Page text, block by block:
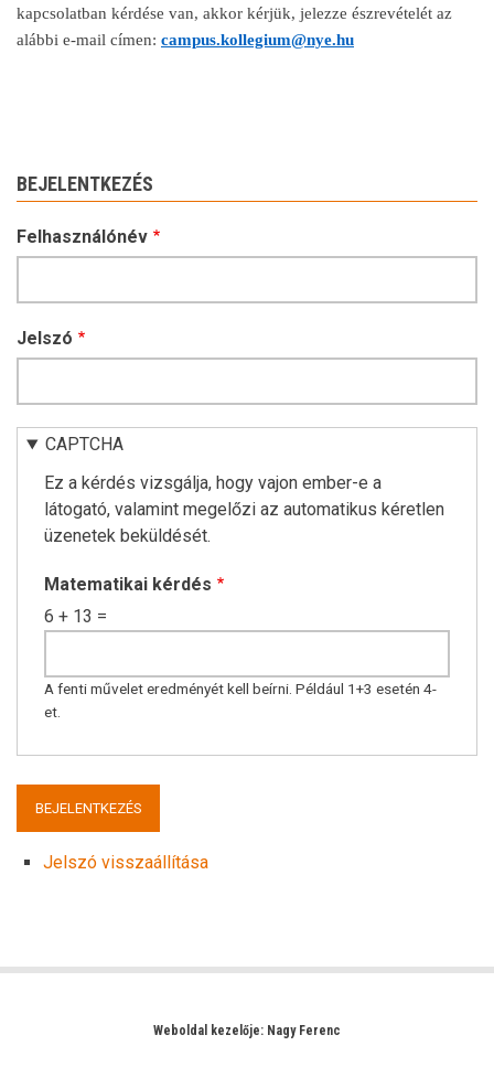
kapcsolatban kérdése van, akkor kérjük, jelezze észrevételét az
alábbi e-mail címen: campus.kollegium@nye.hu
BEJELENTKEZÉS
Felhasználónév
Jelszó
CAPTCHA
Ez a kérdés vizsgálja, hogy vajon ember-e a
látogató, valamint megelőzi az automatikus kéretlen
üzenetek beküldését.
Matematikai kérdés
6 + 13 =
A fenti művelet eredményét kell beírni. Például 1+3 esetén 4-
et.
Jelszó visszaállítása
Weboldal kezelője: Nagy Ferenc